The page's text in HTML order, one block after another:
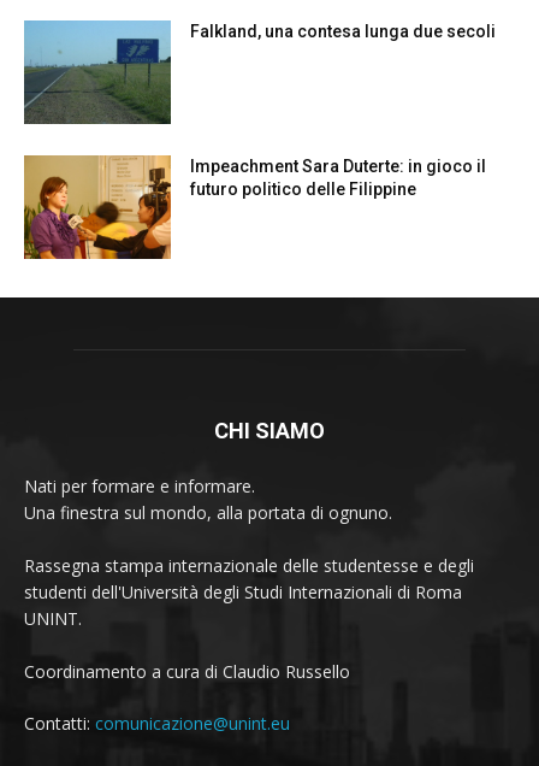
Falkland, una contesa lunga due secoli
Impeachment Sara Duterte: in gioco il
futuro politico delle Filippine
CHI SIAMO
Nati per formare e informare.
Una finestra sul mondo, alla portata di ognuno.
Rassegna stampa internazionale delle studentesse e degli
studenti dell'Università degli Studi Internazionali di Roma
UNINT.
Coordinamento a cura di Claudio Russello
Contatti: comunicazione@unint.eu